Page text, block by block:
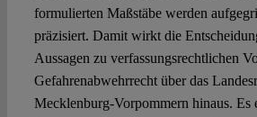
formulierten Maßstäbe werden
präzisiert. Damit wirkt die
Aussagen zu verfassungsrechtlichen
Gefahrenabwehrrecht über das
Mecklenburg-Vorpommern hinaus. Es